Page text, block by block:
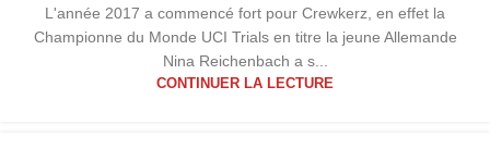
L'année 2017 a commencé fort pour Crewkerz, en effet la
Championne du Monde UCI Trials en titre la jeune Allemande
Nina Reichenbach a s...
CONTINUER LA LECTURE